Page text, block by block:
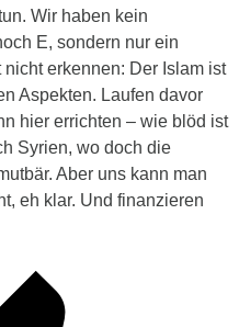
Wir haben kein
E, sondern nur ein
erkennen: Der Islam ist
Aspekten. Laufen davor
hier errichten – wie blöd ist
Syrien, wo doch die
Aber uns kann man
eh klar. Und finanzieren